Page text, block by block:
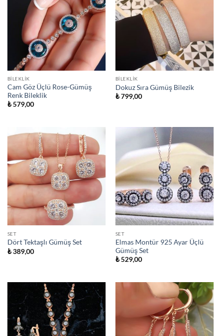
BILEKLIK
Cam Göz Üçlü Rose-Gümüş
Renk Bileklik
₺579,00
BILEKLIK
Dokuz Sıra Gümüş Bilezik
₺799,00
SET
Dört Tektaşlı Gümüş Set
₺389,00
SET
Elmas Montür 925 Ayar Üçlü
Gümüş Set
₺529,00